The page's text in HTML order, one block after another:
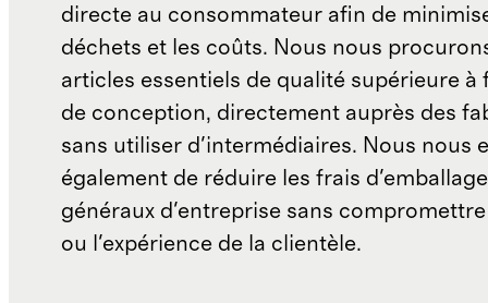
directe au consommateur afin de
déchets et les coûts. Nous nous
articles essentiels de qualité supérieure à
de conception, directement auprès des
sans utiliser d'intermédiaires. Nous nous
également de réduire les frais
généraux d'entreprise sans
ou l'expérience de la clientèle.